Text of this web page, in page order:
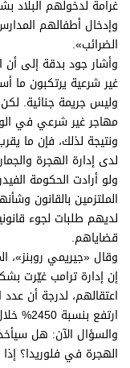
غرامة لدخولهم البلاد
وإدخال أطفالهم
الضرائب».
وأشار جود بدقة إلى أن
غير شرعية يرتكبون ما
وليس جريمة جنائية.
مهاجر غير شرعي في
لدى إدارة الهجرة
ولو أرادت الحكومة
الملتزمين بالقانون
لديهم طلبات لجوء
قضاياهم.
وقال «جيريمي روبنز»،
إن إدارة ترامب غيّرت
اعتقالهم، لدرجة أن عدد
ارتفع بنسبة 2450% خلال العام الماضي.
والسؤال الآن: هل
الهجرة في فلوريدا؟